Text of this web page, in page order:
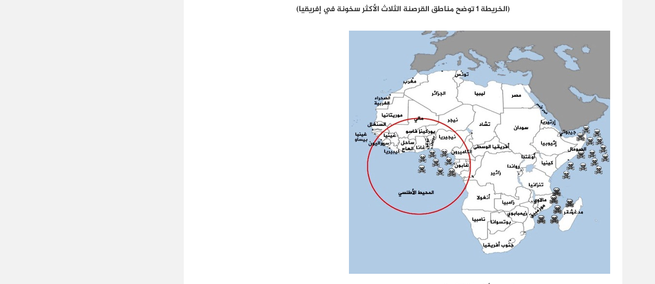
(الخريطة 1 توضح مناطق القرصنة الثلاث الأكثر سخونة في إفريقيا)